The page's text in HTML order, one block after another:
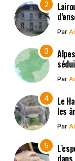
Par
Par
Le
les
Par